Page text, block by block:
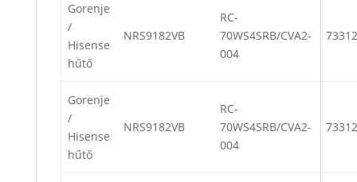
Gorenje
/
Hisense
hűtő
NRS9182VB
RC-
70WS4SRB/CVA2-
004
Gorenje
/
Hisense
hűtő
NRS9182VB
RC-
70WS4SRB/CVA2-
004